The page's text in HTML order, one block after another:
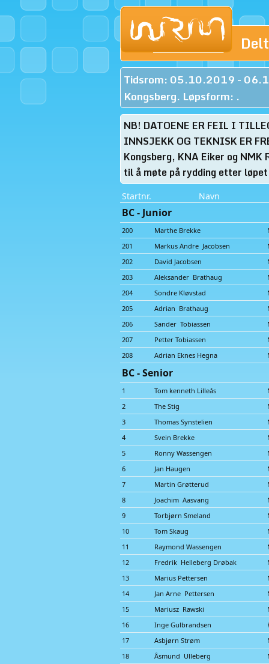
Tidsrom: 05.10.2019 -
Kongsberg. Løpsform: .
NB! DATOENE ER FEIL I
INNSJEKK OG TEKNISK ER
Kongsberg, KNA Eiker og
til å møte på rydding etter
Startnr. Navn
BC - Junior
200 Marthe Brekke
201
Markus Andre Jacobsen
202
David Jacobsen
203
Aleksander Brathaug
204
Sondre Kløvstad
205
Adrian Brathaug
206
Sander Tobiassen
207
Petter Tobiassen
208
Adrian Eknes Hegna
BC - Senior
1 Tom kenneth Lilleås
2
The Stig
3
Thomas Synstelien
4
Svein Brekke
5
Ronny Wassengen
6
Jan Haugen
7
Martin Grøtterud
8
Joachim Aasvang
9
Torbjørn Smeland
10
Tom Skaug
11
Raymond Wassengen
12
Fredrik Helleberg Drøbak
13
Marius Pettersen
14
Jan Arne Pettersen
15
Mariusz Rawski
16
Inge Gulbrandsen
17
Asbjørn Strøm
18
Åsmund Ulleberg